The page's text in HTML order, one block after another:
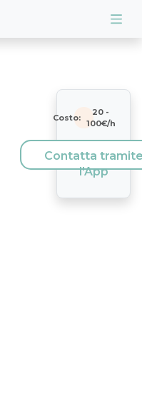
Costo:
20 -
100€/h
Contatta
l'App